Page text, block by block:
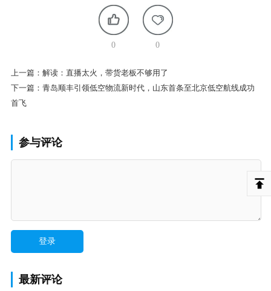
0 0
上一篇： 解读：直播太火，带货老板不够用了
下一篇： 青岛顺丰引领低空物流新时代，山东首条至北京低空航线成功
首飞
参与评论
最新评论